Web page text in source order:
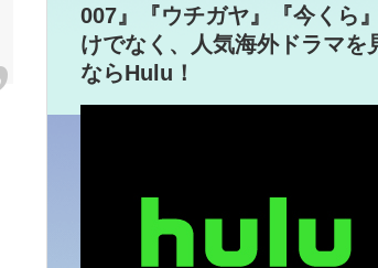
007』『ウチガヤ』『今くら
けでなく、人気海外ドラマを
ならHulu！